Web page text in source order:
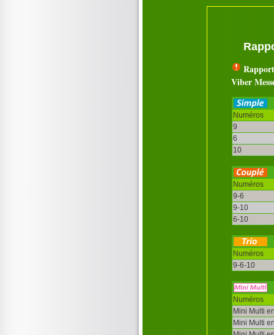
Viber
Numéros
9
6
10
Numéros
9-6
9-10
6-10
Numéros
9-6-10
Numéros
Mini Multi
Mini Multi